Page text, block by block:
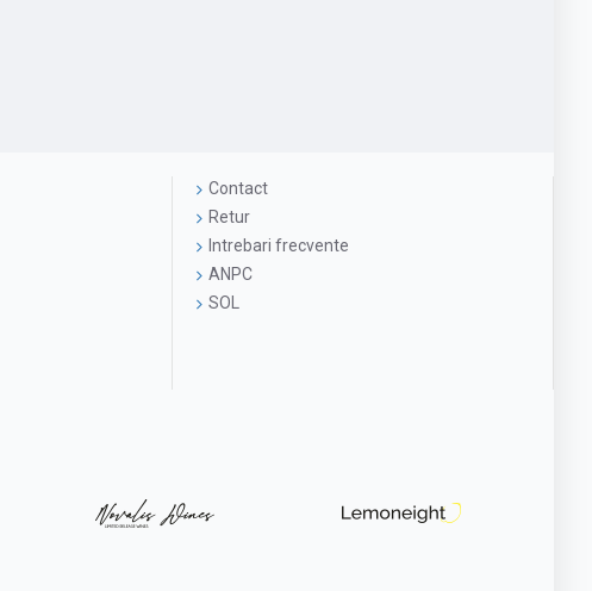
Contact
Retur
Intrebari frecvente
ANPC
SOL